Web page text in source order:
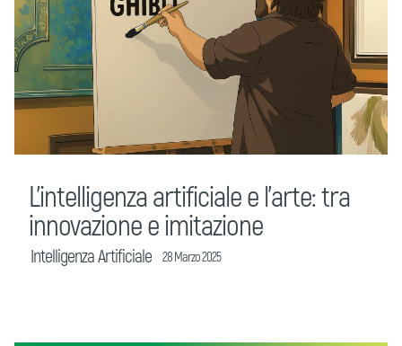
L’intelligenza artificiale e l’arte: tra
innovazione e imitazione
Intelligenza Artificiale 28 Marzo 2025